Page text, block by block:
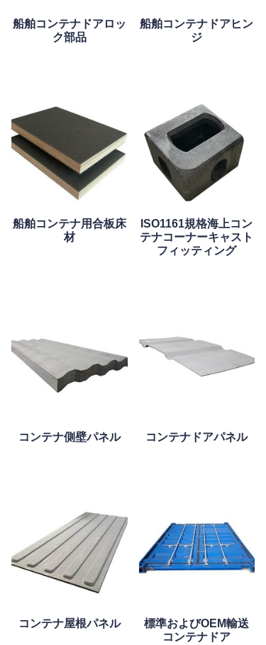
船舶コンテナドアロッ
ク部品
船舶コンテナドアヒン
ジ
船舶コンテナ用合板床
材
ISO1161規格海上コン
テナコーナーキャスト
フィッティング
コンテナ側壁パネル コンテナドアパネル
コンテナ屋根パネル
標準およびOEM輸送
コンテナドア